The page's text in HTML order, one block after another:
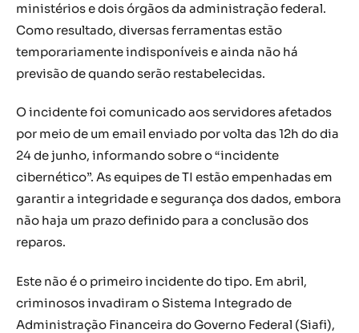
ministérios e dois órgãos da administração federal.
Como resultado, diversas ferramentas estão
temporariamente indisponíveis e ainda não há
previsão de quando serão restabelecidas.
O incidente foi comunicado aos servidores afetados
por meio de um email enviado por volta das 12h do dia
24 de junho, informando sobre o “incidente
cibernético”. As equipes de TI estão empenhadas em
garantir a integridade e segurança dos dados, embora
não haja um prazo definido para a conclusão dos
reparos.
Este não é o primeiro incidente do tipo. Em abril,
criminosos invadiram o Sistema Integrado de
Administração Financeira do Governo Federal (Siafi),